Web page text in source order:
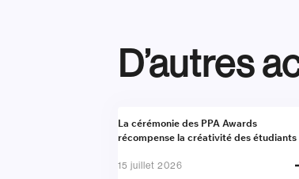
D’autres
Actualité
La cérémonie des PPA Awards
récompense la créativité des étudiants
15 juillet 2026